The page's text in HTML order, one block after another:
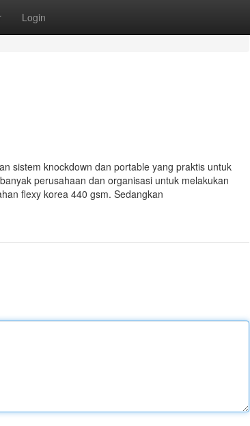
Login
sistem knockdown dan portable yang praktis untuk
perusahaan dan organisasi untuk melakukan
flexy korea 440 gsm. Sedangkan